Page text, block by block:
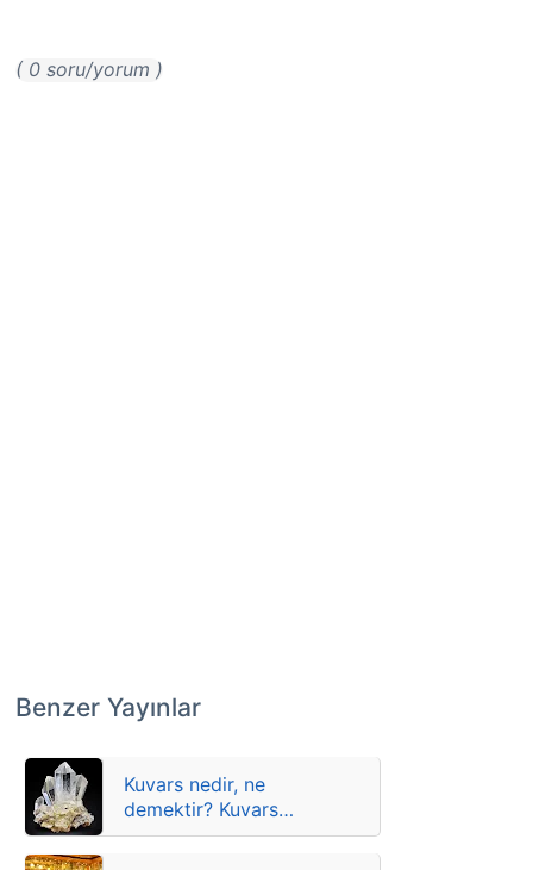
( 0 soru/yorum )
Benzer Yayınlar
Kuvars nedir, ne
demektir? Kuvars
kristali